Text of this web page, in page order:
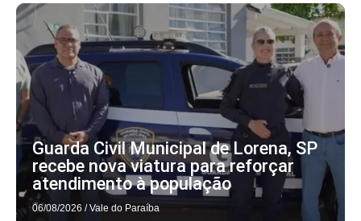
Guarda Civil Municipal de Lorena, SP
recebe nova viatura para reforçar
atendimento à população
06/08/2026 / Vale do Paraíba